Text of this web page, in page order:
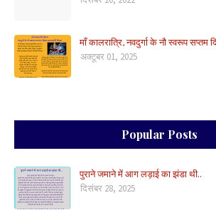
माँ कालरात्रि, नवदुर्गा के नौ स्वरूप सप्तम
अक्टूबर 01, 2025
Popular Posts
पुराने जमाने में आग लड़ाई का झंडा थी..
दिसंबर 28, 2025